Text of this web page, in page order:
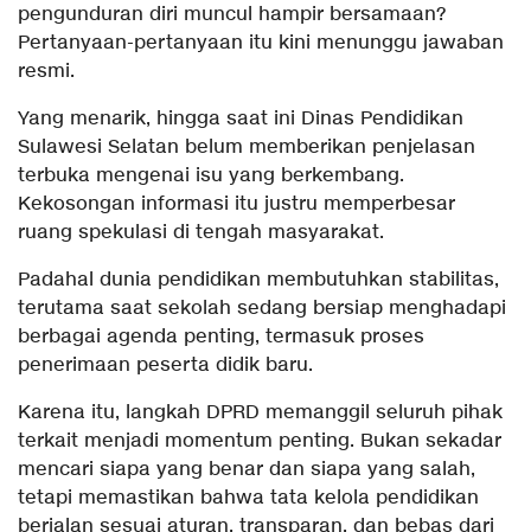
pengunduran diri muncul hampir bersamaan?
Pertanyaan-pertanyaan itu kini menunggu jawaban
resmi.
Yang menarik, hingga saat ini Dinas Pendidikan
Sulawesi Selatan belum memberikan penjelasan
terbuka mengenai isu yang berkembang.
Kekosongan informasi itu justru memperbesar
ruang spekulasi di tengah masyarakat.
Padahal dunia pendidikan membutuhkan stabilitas,
terutama saat sekolah sedang bersiap menghadapi
berbagai agenda penting, termasuk proses
penerimaan peserta didik baru.
Karena itu, langkah DPRD memanggil seluruh pihak
terkait menjadi momentum penting. Bukan sekadar
mencari siapa yang benar dan siapa yang salah,
tetapi memastikan bahwa tata kelola pendidikan
berjalan sesuai aturan, transparan, dan bebas dari